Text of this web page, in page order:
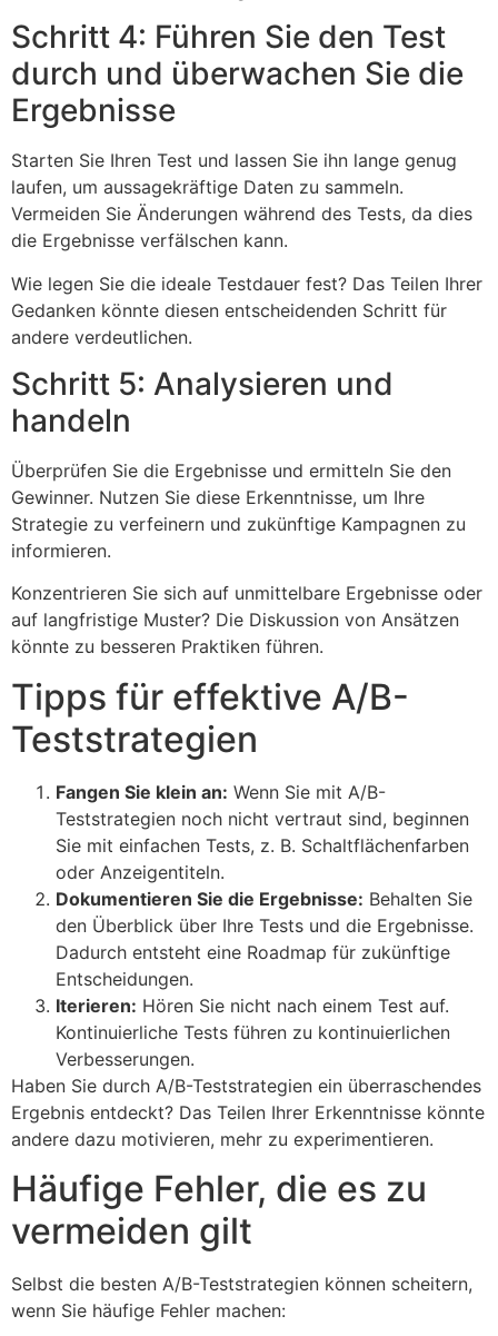
Schritt 4: Führen Sie den Test
durch und überwachen Sie die
Ergebnisse
Starten Sie Ihren Test und lassen Sie ihn lange genug
laufen, um aussagekräftige Daten zu sammeln.
Vermeiden Sie Änderungen während des Tests, da dies
die Ergebnisse verfälschen kann.
Wie legen Sie die ideale Testdauer fest? Das Teilen Ihrer
Gedanken könnte diesen entscheidenden Schritt für
andere verdeutlichen.
Schritt 5: Analysieren und
handeln
Überprüfen Sie die Ergebnisse und ermitteln Sie den
Gewinner. Nutzen Sie diese Erkenntnisse, um Ihre
Strategie zu verfeinern und zukünftige Kampagnen zu
informieren.
Konzentrieren Sie sich auf unmittelbare Ergebnisse oder
auf langfristige Muster? Die Diskussion von Ansätzen
könnte zu besseren Praktiken führen.
Tipps für effektive A/B-
Teststrategien
Fangen Sie klein an: Wenn Sie mit A/B-
Teststrategien noch nicht vertraut sind, beginnen
Sie mit einfachen Tests, z. B. Schaltflächenfarben
oder Anzeigentiteln.
Dokumentieren Sie die Ergebnisse: Behalten Sie
den Überblick über Ihre Tests und die Ergebnisse.
Dadurch entsteht eine Roadmap für zukünftige
Entscheidungen.
Iterieren: Hören Sie nicht nach einem Test auf.
Kontinuierliche Tests führen zu kontinuierlichen
Verbesserungen.
Haben Sie durch A/B-Teststrategien ein überraschendes
Ergebnis entdeckt? Das Teilen Ihrer Erkenntnisse könnte
andere dazu motivieren, mehr zu experimentieren.
Häufige Fehler, die es zu
vermeiden gilt
Selbst die besten A/B-Teststrategien können scheitern,
wenn Sie häufige Fehler machen: